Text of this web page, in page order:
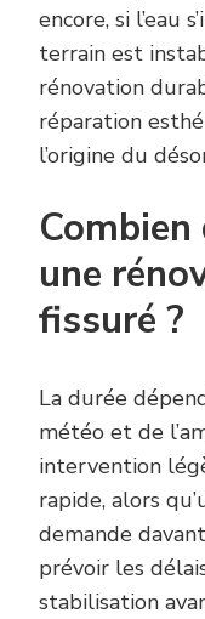
encore, si l’eau
terrain est
rénovation
réparation
l’origine du
une
fissuré ?
La durée
météo et de
intervention
rapide, alors
demande
prévoir les
stabilisation